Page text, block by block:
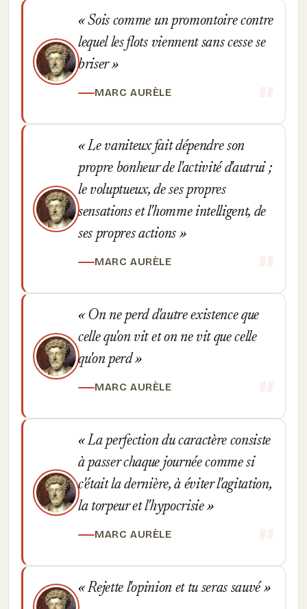
Sois comme un promontoire contre
lequel les flots viennent sans cesse se
briser
MARC AURÈLE
Le vaniteux fait dépendre son
propre bonheur de l'activité d'autrui ;
le voluptueux, de ses propres
sensations et l'homme intelligent, de
ses propres actions
MARC AURÈLE
On ne perd d'autre existence que
celle qu'on vit et on ne vit que celle
qu'on perd
MARC AURÈLE
La perfection du caractère consiste
à passer chaque journée comme si
c'était la dernière, à éviter l'agitation,
la torpeur et l'hypocrisie
MARC AURÈLE
Rejette l'opinion et tu seras sauvé